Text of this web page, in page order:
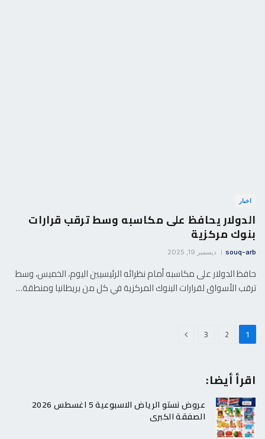
اخبار
الدولار يحافظ على مكاسبه وسط ترقب قرارات
بنوك مركزية
souq-arb ديسمبر 19, 2025
حافظ الدولار على مكاسبه أمام نظرائه الرئيسيين اليوم، الخميس، وسط
ترقب الأسواق لقرارات البنوك المركزية في كل من بريطانيا ومنطقة…
1
2
3 التالي
اقرأ أيضا:
عروض نستو الرياض الاسبوعية 5 اغسطس 2026
الصفقة الكبرى